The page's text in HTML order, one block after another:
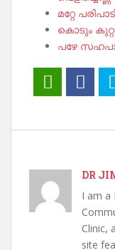
മറ്റേ
കൊടും
പഴേ
DR
I am a
Clinic,
site